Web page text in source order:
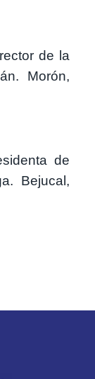
de la
Morón,
de
Bejucal,